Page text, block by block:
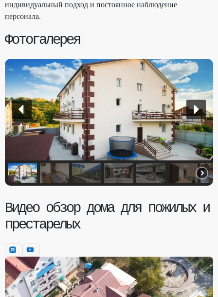
индивидуальный подход и постоянное наблюдение
персонала.
Фотогалерея
Видео обзор дома для пожилых и
престарелых